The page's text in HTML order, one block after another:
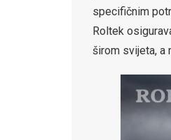
specifičnim
Roltek
širom svijeta, a